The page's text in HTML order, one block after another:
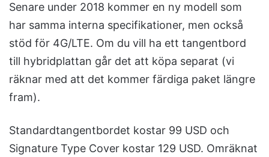
Senare under 2018 kommer en ny modell som
har samma interna specifikationer, men också
stöd för 4G/LTE. Om du vill ha ett tangentbord
till hybridplattan går det att köpa separat (vi
räknar med att det kommer färdiga paket längre
fram).
Standardtangentbordet kostar 99 USD och
Signature Type Cover kostar 129 USD. Omräknat